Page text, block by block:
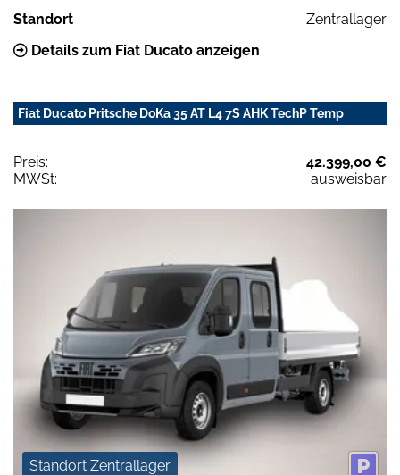
Standort
Zentrallager
Details zum Fiat Ducato anzeigen
Fiat Ducato Pritsche DoKa 35 AT L4 7S AHK TechP Temp
Preis:
42.399,00 €
MWSt:
ausweisbar
Standort Zentrallager